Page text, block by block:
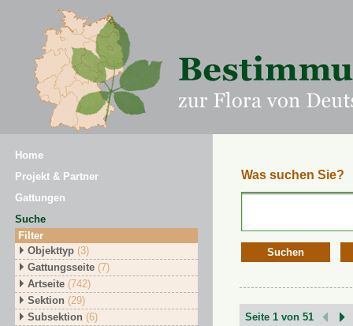
Home
Projekt & Partner
Gattungen
Suche
Filter
Objekttyp (3)
Gattungsseite (7)
Artseite (742)
Sektion (29)
Subsektion (6)
Was suchen Sie?
Suchen
Seite 1 von 51